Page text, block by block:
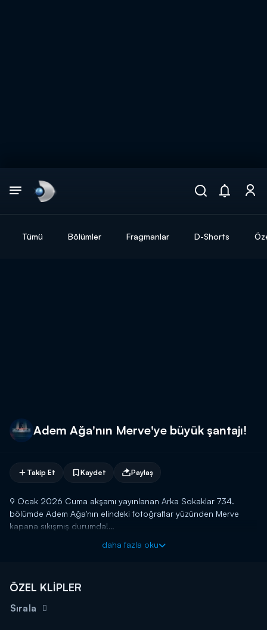
Tümü Bölümler Fragmanlar D-Shorts
Adem Ağa'nın Merve'ye büyük şantajı!
Takip Et Kaydet Paylaş
9 Ocak 2026 Cuma akşamı yayınlanan Arka Sokaklar 734.
bölümde Adem Ağa'nın elindeki fotoğraflar yüzünden Merve
kapana sıkışmış durumda!
Arka Sokaklar yeni bölümüyle cuma akşamı 20.00'da Kanal
daha fazla oku
ÖZEL KLİPLER
Sırala